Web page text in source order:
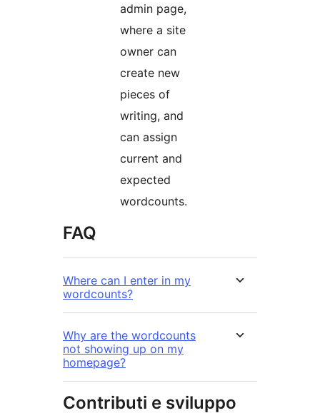
admin page,
where a site
owner can
create new
pieces of
writing, and
can assign
current and
expected
wordcounts.
FAQ
Where can I enter in my
wordcounts?
Why are the wordcounts
not showing up on my
homepage?
Contributi e sviluppo